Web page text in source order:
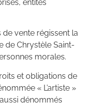
entités
vente régissent la
de Chrystèle Saint-
morales.
et obligations de
« L’artiste »
dénommés